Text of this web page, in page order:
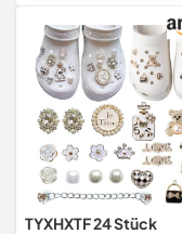
TYXHXTF 24 Stück